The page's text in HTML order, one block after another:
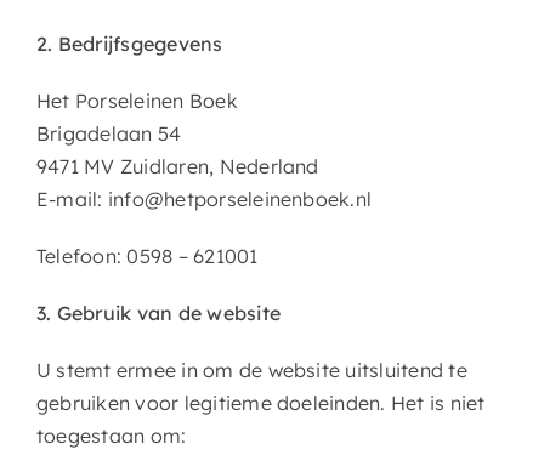
2. Bedrijfsgegevens
Het Porseleinen Boek
Brigadelaan 54
9471 MV Zuidlaren, Nederland
E-mail: info@hetporseleinenboek.nl
Telefoon: 0598 – 621001
3. Gebruik van de website
U stemt ermee in om de website uitsluitend te
gebruiken voor legitieme doeleinden. Het is niet
toegestaan om: